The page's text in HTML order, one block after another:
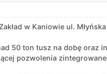
w Kaniowie ul. Młyńska
50 ton tusz na dobę oraz
pozwolenia